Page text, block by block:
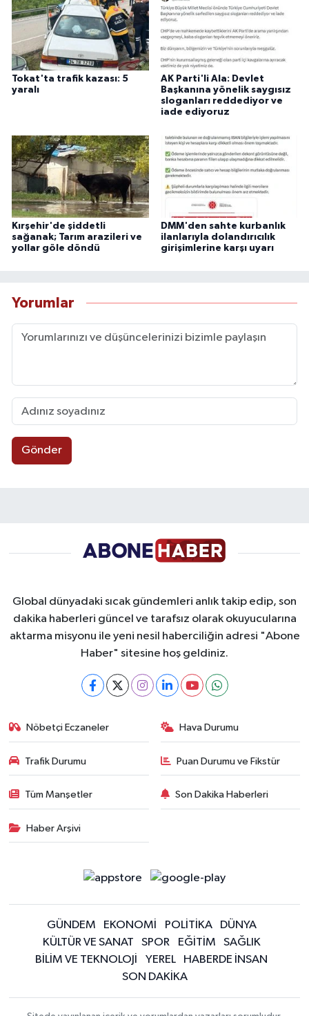
Tokat'ta trafik kazası: 5
yaralı
AK Parti'li Ala: Devlet
Başkanına yönelik saygısız
sloganları reddediyor ve
iade ediyoruz
Kırşehir'de şiddetli
sağanak; Tarım arazileri ve
yollar göle döndü
DMM'den sahte kurbanlık
ilanlarıyla dolandırıcılık
girişimlerine karşı uyarı
Yorumlar
Gönder
Global dünyadaki sıcak gündemleri anlık takip edip, son
dakika haberleri güncel ve tarafsız olarak okuyucularına
aktarma misyonu ile yeni nesil haberciliğin adresi "Abone
Haber" sitesine hoş geldiniz.
Nöbetçi Eczaneler Hava Durumu
Trafik Durumu Puan Durumu ve Fikstür
Tüm Manşetler Son Dakika Haberleri
Haber Arşivi
GÜNDEM EKONOMİ POLİTİKA
DÜNYA
KÜLTÜR VE SANAT
SPOR EĞİTİM
SAĞLIK
BİLİM VE TEKNOLOJİ
YEREL
HABERDE İNSAN
SON DAKİKA